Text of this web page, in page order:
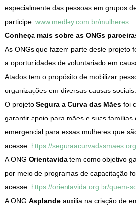
especialmente das pessoas em grupos
participe: www.medley.com.br/mulheres.
Conheça mais sobre as ONGs
As ONGs que fazem parte deste projeto
a oportunidades de voluntariado em
Atados tem o propósito de mobilizar
organizações em diversas causas sociais.
O projeto Segura a Curva das Mães foi
garantir apoio para mães e suas
emergencial para essas mulheres que
acesse: https://seguraacurvadasmaes.org
A ONG Orientavida tem como objetivo
por meio de programas de capacitação
acesse: https://orientavida.org.br/quem-
A ONG Asplande auxilia na criação de